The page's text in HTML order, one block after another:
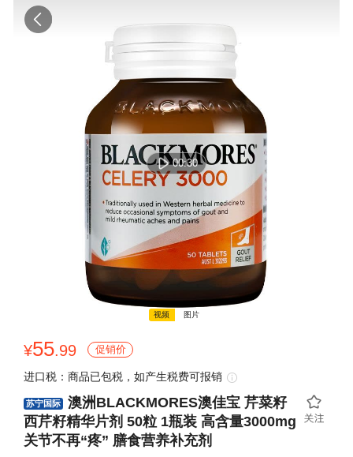
00:30
视频 图片
¥55.99 促销价
进口税：商品已包税，如产生税费可报销
苏宁国际
澳洲BLACKMORES澳佳宝 芹菜籽
西芹籽精华片剂 50粒 1瓶装 高含量3000mg
关节不再“疼” 膳食营养补充剂